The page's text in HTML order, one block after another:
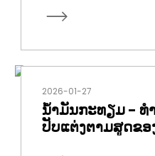
2026-01-27
ນ້ຳມັນກະທຽມ - ທ
ປັບແຕ່ງຕາມສູດຂອ